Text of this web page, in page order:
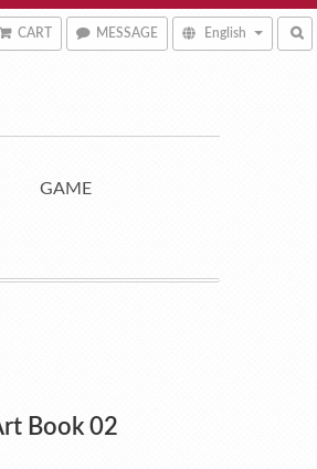
CART MESSAGE English
GAME
Book 02